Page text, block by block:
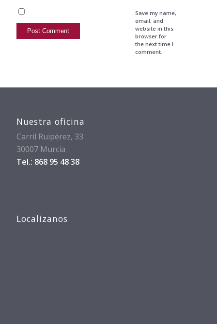
Save my name,
email, and
website in this
browser for
the next time I
comment.
Nuestra oficina
Carril Ruipérez, 33
30007 Murcia
Tel.: 868 95 48 38
Localizanos